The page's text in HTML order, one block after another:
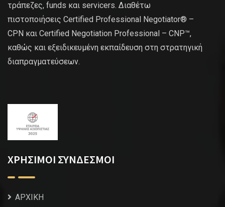
τράπεζες, funds και servicers. Διαθέτω
πιστοποιήσεις Certified Professional Negotiator® –
CPN και Certified Negotiation Professional – CNP™,
καθώς και εξειδικευμένη εκπαίδευση στη στρατηγική
διαπραγματεύσεων.
ΧΡΗΣΙΜΟΙ ΣΥΝΔΕΣΜΟΙ
ΑΡΧΙΚΗ